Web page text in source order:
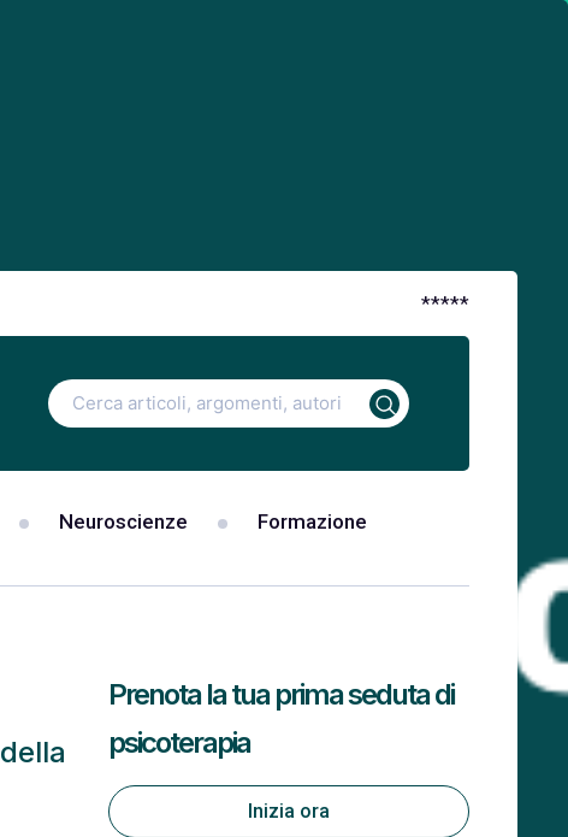
*****
Ricerca
per:
Neuroscienze Formazione
Prenota la tua prima seduta di
psicoterapia
Inizia ora